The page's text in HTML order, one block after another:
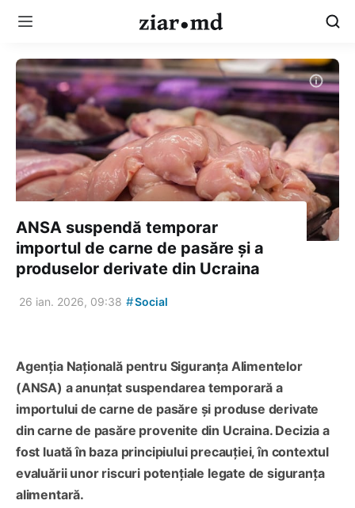
ANSA suspendă temporar
importul de carne de pasăre și a
produselor derivate din Ucraina
26 ian. 2026, 09:38 #Social
Agenția Națională pentru Siguranța Alimentelor
(ANSA) a anunțat suspendarea temporară a
importului de carne de pasăre și produse derivate
din carne de pasăre provenite din Ucraina. Decizia a
fost luată în baza principiului precauției, în contextul
evaluării unor riscuri potențiale legate de siguranța
alimentară.